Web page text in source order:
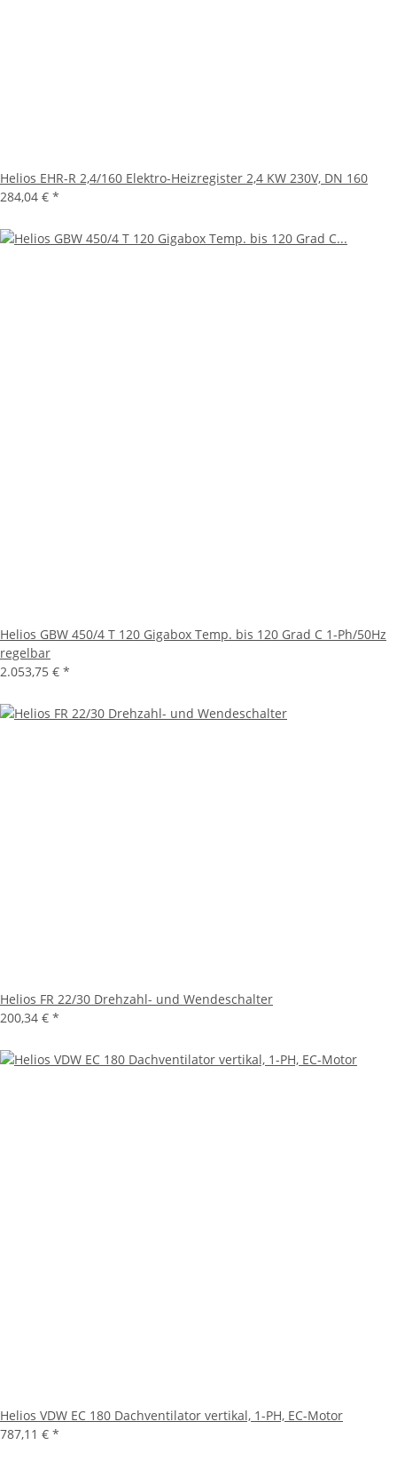
Helios EHR-R 2,4/160 Elektro-Heizregister 2,4 KW 230V, DN 160
284,04 € *
Helios GBW 450/4 T 120 Gigabox Temp. bis 120 Grad C 1-Ph/50Hz
regelbar
2.053,75 € *
Helios FR 22/30 Drehzahl- und Wendeschalter
200,34 € *
Helios VDW EC 180 Dachventilator vertikal, 1-PH, EC-Motor
787,11 € *